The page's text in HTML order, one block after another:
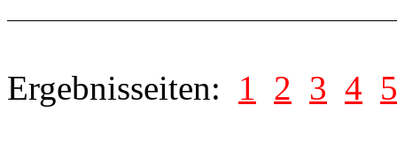
Ergebnisseiten: 1 2 3 4 5